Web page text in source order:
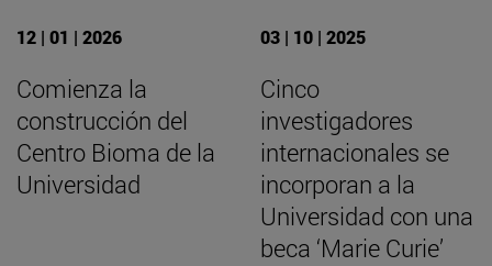
12 | 01 | 2026
Comienza la
construcción del
Centro Bioma de la
Universidad
03 | 10 | 2025
Cinco
investigadores
internacionales se
incorporan a la
Universidad con una
beca ‘Marie Curie’